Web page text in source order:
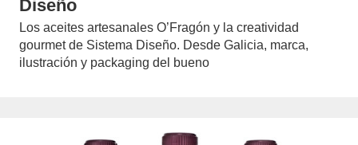
Diseño
Los aceites artesanales O’Fragón y la creatividad
gourmet de Sistema Diseño. Desde Galicia, marca,
ilustración y packaging del bueno